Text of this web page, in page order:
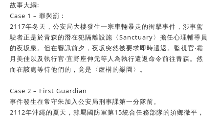
故事大綱:
Case 1 – 罪與罰 :
2117年冬天，公安局大樓發生一宗車輛暴走的衝擊事件，涉事駕
駛者正是於青森的潛在犯隔離設施〈Sanctuary〉擔任心理輔導員
的夜坂泉。但在審訊前夕，夜坂突然被要求即時遣返。監視官‧霜
月美佳以及執行官‧宜野座伸元等人為執行遣返命令前往青森。然
而在該處等待他們的，竟是〈虛構的樂園〉。
Case 2 – First Guardian
事件發生在常守朱加入公安局刑事課第一分隊前。
2112年沖繩的夏天，隸屬國防軍第15統合任務部隊的須鄉徹平，